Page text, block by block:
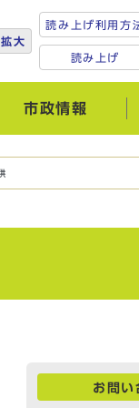
拡大
読み上げ利用方
読み上げ
市政情報
お問い